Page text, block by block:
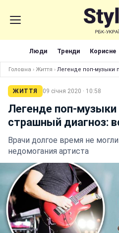
Люди Тренди Корисне
Головна › Життя › Легенде поп-музыки
ЖИТТЯ 09 січня 2020 · 10:58
Легенде поп-музыки
страшный диагноз:
Врачи долгое время не
недомогания артиста